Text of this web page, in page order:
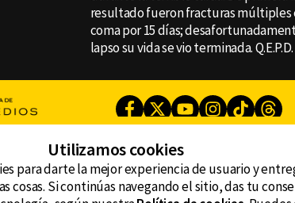
resultado fueron fracturas múltiples
coma por 15 días;
lapso su vida se vio terminada. Q.E.P.D.
Facebook
TwitterYoutubeInstagram
TikTok
CONTACTO
AVISO DE PRIVACIDAD
AVISO LEGAL
Utilizamos cookies
para darte la mejor experiencia de usuario y
cosas. Si continúas navegando el sitio, das tu